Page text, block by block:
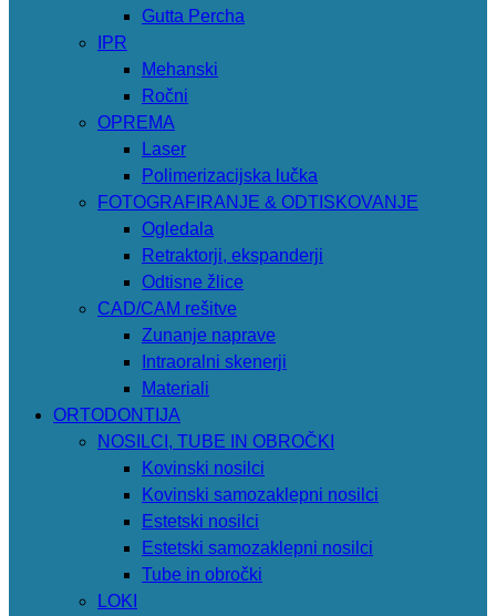
Gutta Percha
IPR
Mehanski
Ročni
OPREMA
Laser
Polimerizacijska lučka
FOTOGRAFIRANJE & ODTISKOVANJE
Ogledala
Retraktorji, ekspanderji
Odtisne žlice
CAD/CAM rešitve
Zunanje naprave
Intraoralni skenerji
Materiali
ORTODONTIJA
NOSILCI, TUBE IN OBROČKI
Kovinski nosilci
Kovinski samozaklepni nosilci
Estetski nosilci
Estetski samozaklepni nosilci
Tube in obročki
LOKI